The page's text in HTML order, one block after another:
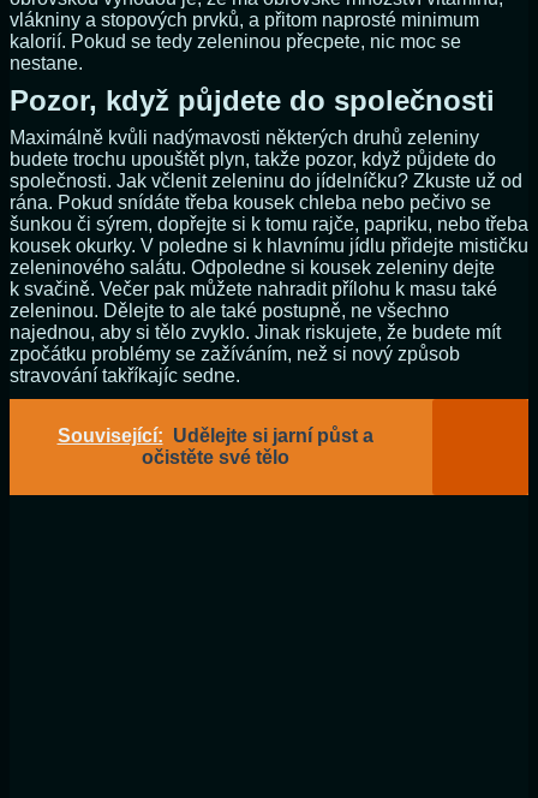
vlákniny a stopových prvků, a přitom naprosté minimum
kalorií. Pokud se tedy zeleninou přecpete, nic moc se
nestane.
Pozor, když půjdete do společnosti
Maximálně kvůli nadýmavosti některých druhů zeleniny
budete trochu upouštět plyn, takže pozor, když půjdete do
společnosti. Jak včlenit zeleninu do jídelníčku? Zkuste už od
rána. Pokud snídáte třeba kousek chleba nebo pečivo se
šunkou či sýrem, dopřejte si k tomu rajče, papriku, nebo třeba
kousek okurky. V poledne si k hlavnímu jídlu přidejte mističku
zeleninového salátu. Odpoledne si kousek zeleniny dejte
k svačině. Večer pak můžete nahradit přílohu k masu také
zeleninou. Dělejte to ale také postupně, ne všechno
najednou, aby si tělo zvyklo. Jinak riskujete, že budete mít
zpočátku problémy se zažíváním, než si nový způsob
stravování takříkajíc sedne.
Související: Udělejte si jarní půst a
očistěte své tělo